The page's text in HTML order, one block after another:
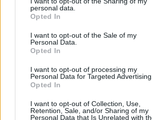
grant or deny consent to Google and its
use your data for below specified purposes
consent section.
personal data.
Opted In
I want to opt-out of the Sale of my
Personal Data.
Opted In
I want to opt-out of processing my
Personal Data for Targeted Advertising.
Opted In
I want to opt-out of Collection, Use,
Retention, Sale, and/or Sharing of my
Personal Data that Is Unrelated with
Déli harangszó
Nándorfehérvári diadal
Publikus Team•2025. december 27.